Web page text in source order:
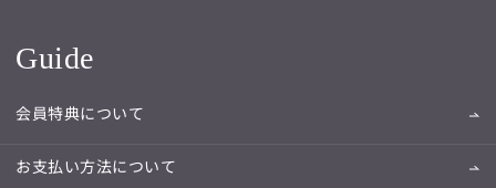
Guide
会員特典について
お支払い方法について